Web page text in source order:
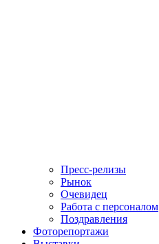
Пресс-релизы
Рынок
Очевидец
Работа с персоналом
Поздравления
Фоторепортажи